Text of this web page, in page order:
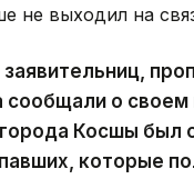
не выходил на
сообщали о
Косшы был
которые